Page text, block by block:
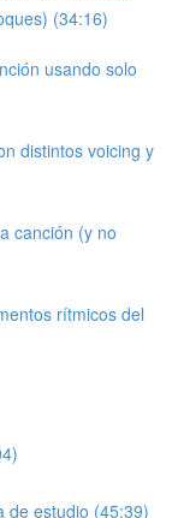
(34:16)
usando solo
distintos voicing y
canción (y no
rítmicos del
de estudio (45:39)